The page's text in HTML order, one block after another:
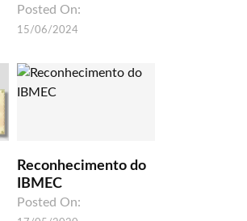
Posted On:
15/06/2024
Reconhecimento do
IBMEC
Posted On: